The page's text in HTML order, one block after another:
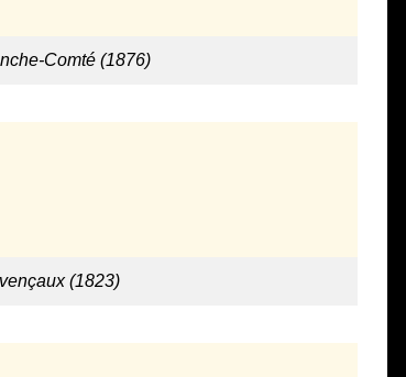
Comté (1876)
(1823)